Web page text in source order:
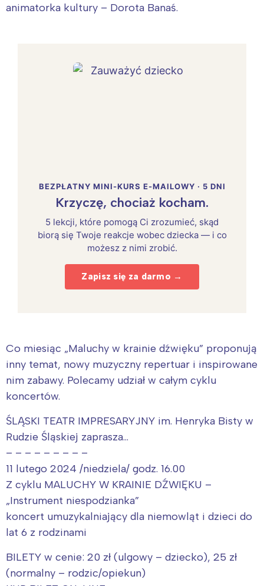
animatorka kultury – Dorota Banaś.
BEZPŁATNY MINI-KURS E-MAILOWY · 5 DNI
Krzyczę, chociaż kocham.
5 lekcji, które pomogą Ci zrozumieć, skąd
biorą się Twoje reakcje wobec dziecka — i co
możesz z nimi zrobić.
Zapisz się za darmo →
Co miesiąc „Maluchy w krainie dźwięku” proponują
inny temat, nowy muzyczny repertuar i inspirowane
nim zabawy. Polecamy udział w całym cyklu
koncertów.
ŚLĄSKI TEATR IMPRESARYJNY im. Henryka Bisty w
Rudzie Śląskiej zaprasza…
– – – – – – – – –
11 lutego 2024 /niedziela/ godz. 16.00
Z cyklu MALUCHY W KRAINIE DŹWIĘKU –
„Instrument niespodzianka”
koncert umuzykalniający dla niemowląt i dzieci do
lat 6 z rodzinami
BILETY w cenie: 20 zł (ulgowy – dziecko), 25 zł
(normalny – rodzic/opiekun)
Interesują mnie wydarzenia z
tego regionu:
Warszawa
Łódź
Śląsk